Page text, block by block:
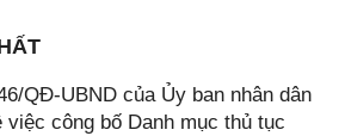
QĐ-UBND của Ủy ban nhân dân
việc công bố Danh mục thủ tục